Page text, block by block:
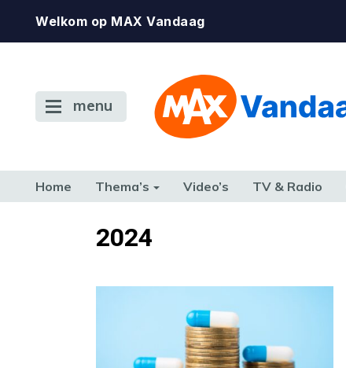
Welkom op MAX Vandaag
menu
Home Thema’s Video’s TV & Radio
TERUG NAAR TOEN
2024